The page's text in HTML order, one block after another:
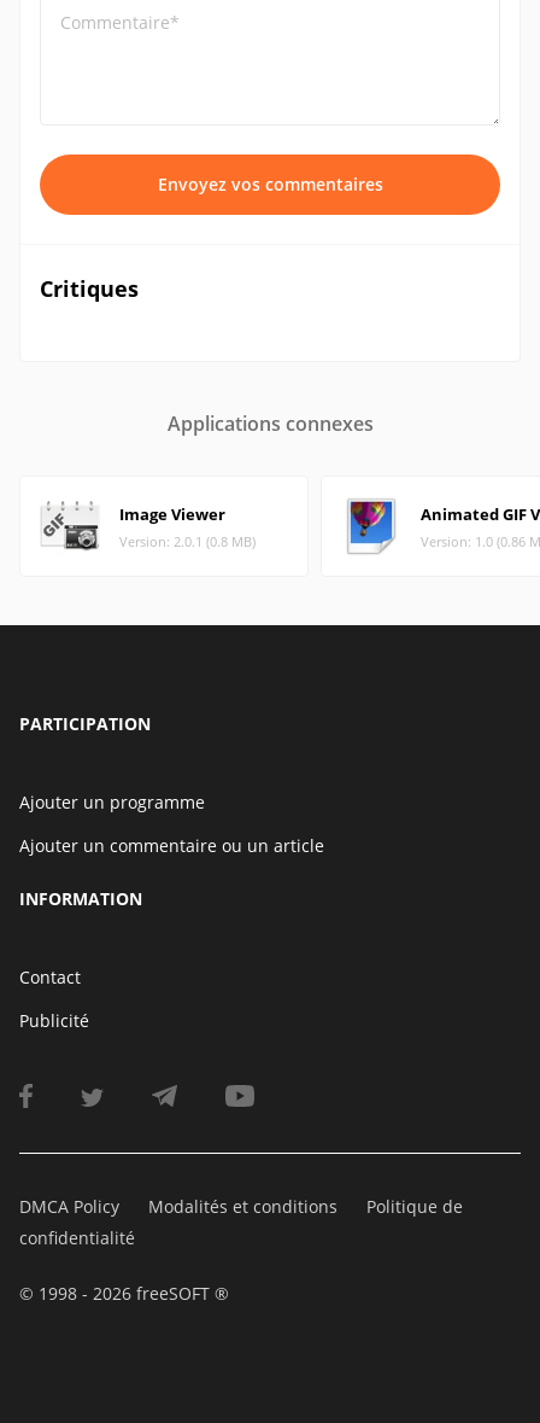
Commentaire*
Envoyez vos commentaires
Critiques
Applications connexes
Image Viewer
Version: 2.0.1 (0.8 MB)
Animated GIF
Version: 1.0 (0.86
PARTICIPATION
Ajouter un programme
Ajouter un commentaire ou un article
INFORMATION
Contact
Publicité
DMCA Policy Modalités et conditions
Politique de
confidentialité
© 1998 - 2026 freeSOFT ®